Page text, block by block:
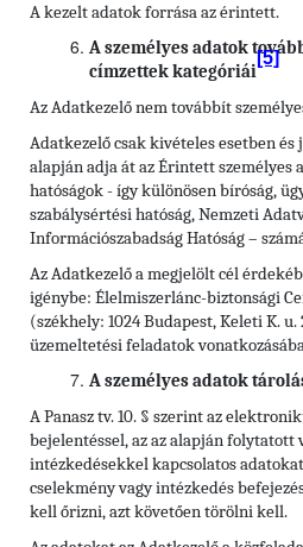
A kezelt adatok forrása az érintett.
A személyes adatok
címzettek kategóriái
[5]
Az Adatkezelő nem továbbít
Adatkezelő csak kivételes esetben és
alapján adja át az Érintett személyes
hatóságok - így különösen bíróság,
szabálysértési hatóság, Nemzeti
Információszabadság Hatóság –
Az Adatkezelő a megjelölt cél
igénybe: Élelmiszerlánc-biztonsági
(székhely: 1024 Budapest, Keleti K.
üzemeltetési feladatok
A személyes adatok
A Panasz tv. 10. § szerint az
bejelentéssel, az az alapján folytatott
intézkedésekkel kapcsolatos
cselekmény vagy intézkedés
kell őrizni, azt követően törölni kell.